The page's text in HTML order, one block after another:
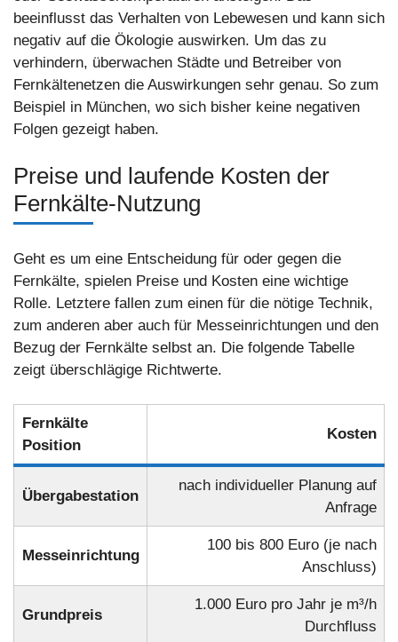
beeinflusst das Verhalten von Lebewesen und kann sich
negativ auf die Ökologie auswirken. Um das zu
verhindern, überwachen Städte und Betreiber von
Fernkältenetzen die Auswirkungen sehr genau. So zum
Beispiel in München, wo sich bisher keine negativen
Folgen gezeigt haben.
Preise und laufende Kosten der
Fernkälte-Nutzung
Geht es um eine Entscheidung für oder gegen die
Fernkälte, spielen Preise und Kosten eine wichtige
Rolle. Letztere fallen zum einen für die nötige Technik,
zum anderen aber auch für Messeinrichtungen und den
Bezug der Fernkälte selbst an. Die folgende Tabelle
zeigt überschlägige Richtwerte.
Fernkälte
Position
Kosten
Übergabestation
nach individueller Planung auf
Anfrage
Messeinrichtung
100 bis 800 Euro (je nach
Anschluss)
Grundpreis
1.000 Euro pro Jahr je m³/h
Durchfluss